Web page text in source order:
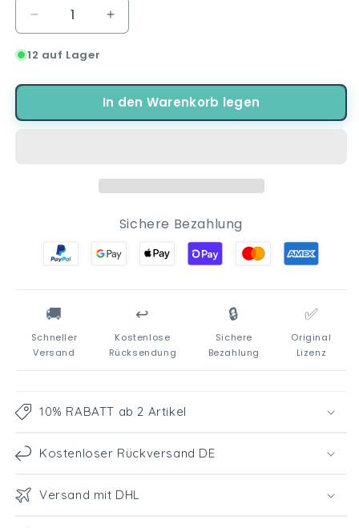
Verringere
die
Menge
Miraculous
Kinder
Erhöhe
die
Miraculous
Ladybug
Kinder
Kapuze
12 auf Lager
In den Warenkorb legen
Sichere Bezahlung
🚚
Schneller
Versand
↩️
Kostenlose
Rücksendung
🔒
Sichere
Bezahlung
✅
Original
Lizenz
10% RABATT ab 2 Artikel
Kostenloser Rückversand DE
Versand mit DHL